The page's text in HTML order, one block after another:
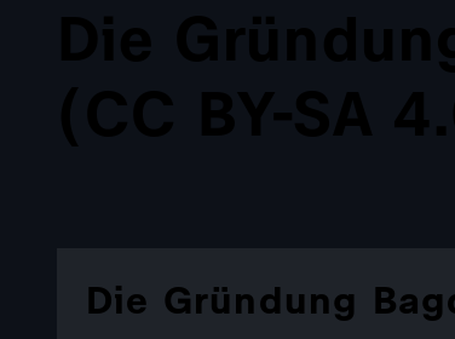
Die
(CC BY-SA
Die Gründung